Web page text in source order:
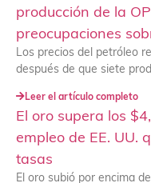
producción de la
preocupaciones
Los precios del petróleo
después de que siete
Leer el artículo completo
El oro supera los
empleo de EE. UU.
tasas
El oro subió por encima